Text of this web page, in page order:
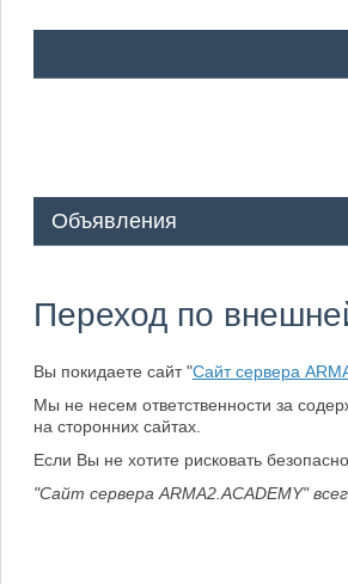
Объявления
Переход по
Вы покидаете сайт "Сайт сервера
Мы не несем ответственности за
на сторонних сайтах.
Если Вы не хотите рисковать
"Сайт сервера ARMA2.ACADEMY"